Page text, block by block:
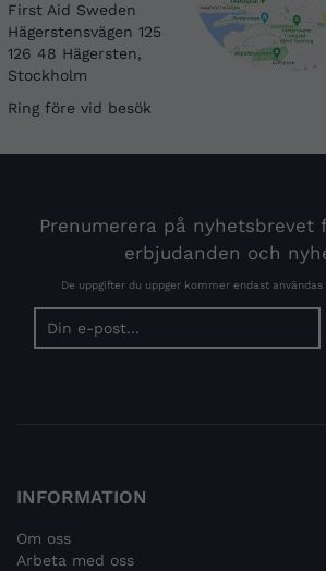
First Aid Sweden
Hägerstensvägen 125
126 48 Hägersten,
Stockholm
Ring före vid besök
Prenumerera på nyhetsbrevet
erbjudanden och
De uppgifter du uppger kommer endast
INFORMATION
Om oss
Arbeta med oss